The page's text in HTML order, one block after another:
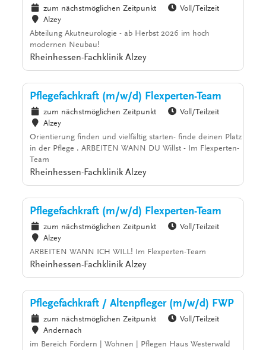
zum nächstmöglichen Zeitpunkt
Voll/Teilzeit
Alzey
Abteilung Akutneurologie - ab Herbst 2026 im hoch
modernen Neubau!
Rheinhessen-Fachklinik Alzey
Pflegefachkraft (m/w/d) Flexperten-Team
zum nächstmöglichen Zeitpunkt
Voll/Teilzeit
Alzey
Orientierung finden und vielfältig starten- finde deinen Platz
in der Pflege . ARBEITEN WANN DU Willst - Im Flexperten-
Team
Rheinhessen-Fachklinik Alzey
Pflegefachkraft (m/w/d) Flexperten-Team
zum nächstmöglichen Zeitpunkt
Voll/Teilzeit
Alzey
ARBEITEN WANN ICH WILL! Im Flexperten-Team
Rheinhessen-Fachklinik Alzey
Pflegefachkraft / Altenpfleger (m/w/d) FWP
zum nächstmöglichen Zeitpunkt
Voll/Teilzeit
Andernach
im Bereich Fördern | Wohnen | Pflegen Haus Westerwald